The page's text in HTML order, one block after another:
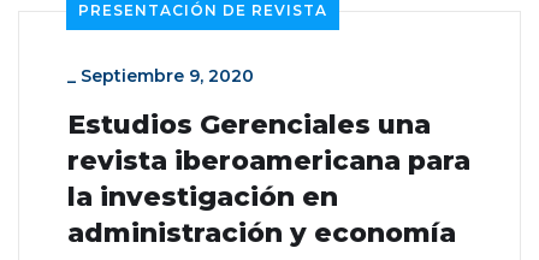
PRESENTACIÓN DE REVISTA
_ Septiembre 9, 2020
Estudios Gerenciales una
revista iberoamericana para
la investigación en
administración y economía